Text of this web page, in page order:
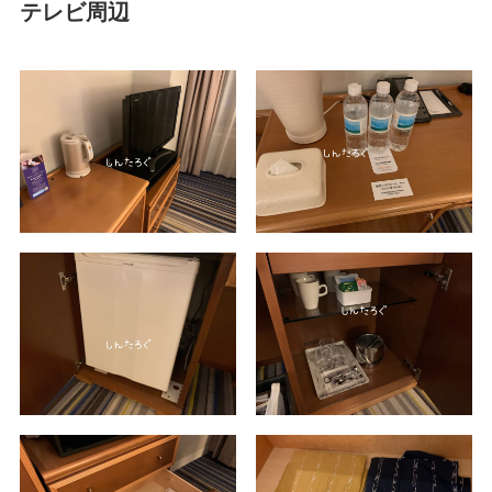
テレビ周辺